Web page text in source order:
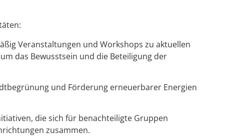
Veranstaltungen und Workshops zu aktuellen
das Bewusstsein und die Beteiligung der
und Förderung erneuerbarer Energien
die sich für benachteiligte Gruppen
zusammen.